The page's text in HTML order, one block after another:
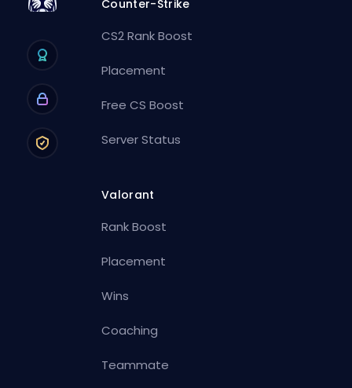
Counter-Strike
CS2 Rank Boost
Placement
Free CS Boost
Server Status
Valorant
Rank Boost
Placement
Wins
Coaching
Teammate